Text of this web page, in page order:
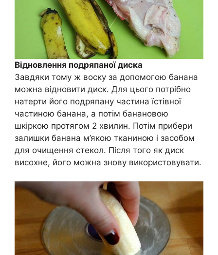
Відновлення подряпаної диска
Завдяки тому ж воску за допомогою банана
можна відновити диск. Для цього потрібно
натерти його подряпану частина їстівної
частиною банана, а потім банановою
шкіркою протягом 2 хвилин. Потім прибери
залишки банана м’якою тканиною і засобом
для очищення стекол. Після того як диск
висохне, його можна знову використовувати.